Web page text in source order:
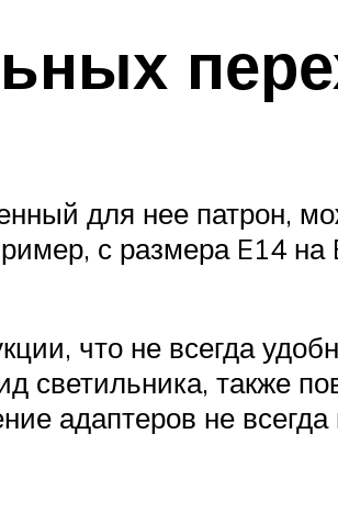
для нее патрон,
с размера E14
что не всегда
светильника, также
адаптеров не всегда